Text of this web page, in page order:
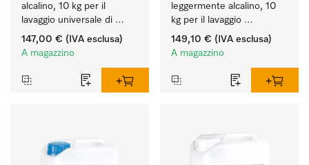
alcalino, 10 kg per il
lavaggio universale di
vetreria e utensili da
laboratorio.
147,00 € (IVA esclusa)
A magazzino
leggermente alcalino, 10
kg per il lavaggio
rispettoso dei materiali
(vetreria e utensili di
149,10 € (IVA esclusa)
A magazzino